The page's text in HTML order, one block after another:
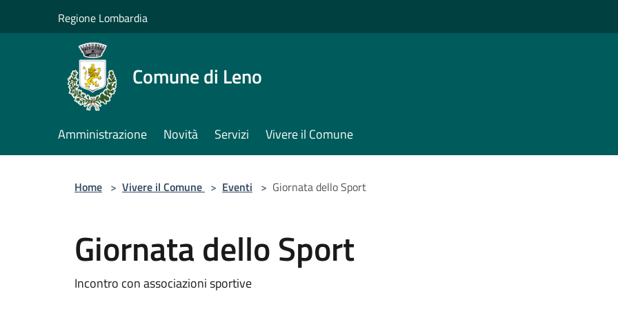
Regione Lombardia
Comune di Leno
Amministrazione Novità Servizi Vivere il Comune
Home > Vivere il Comune > Eventi > Giornata dello Sport
Giornata dello Sport
Incontro con associazioni sportive